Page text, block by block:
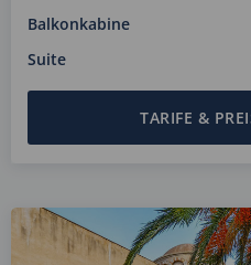
Balkonkabine
Suite
TARIFE &